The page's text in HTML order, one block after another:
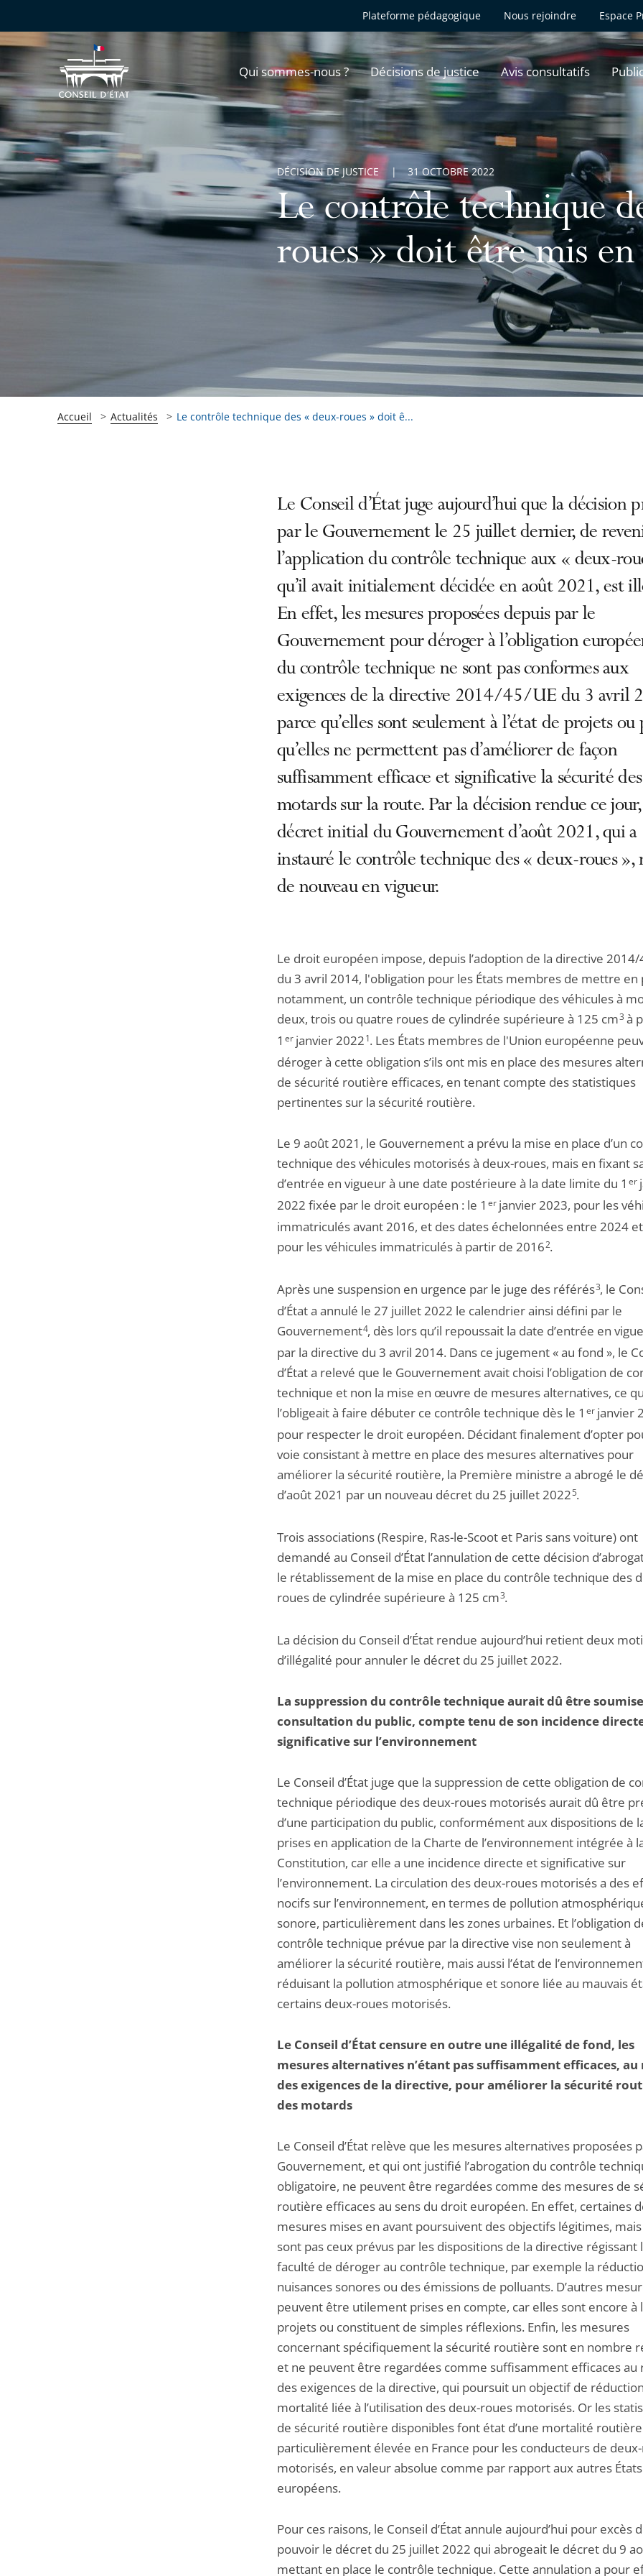
Plateforme pédagogique Nous rejoindre Espace
Qui sommes-nous ? Décisions de justice Avis consultatifs
Le contrôle technique
roues » doit être mis
DÉCISION DE JUSTICE 31 OCTOBRE 2022
Accueil Actualités Le contrôle technique des « deux-roues » doit ê...
Le Conseil d’État juge aujourd’hui que la décision
par le Gouvernement le 25 juillet dernier, de
l’application du contrôle technique aux « deux-
qu’il avait initialement décidée en août 2021, est
En effet, les mesures proposées depuis par le
Gouvernement pour déroger à l’obligation
du contrôle technique ne sont pas conformes aux
exigences de la directive 2014/45/UE du 3 avril
parce qu’elles sont seulement à l’état de projets ou
qu’elles ne permettent pas d’améliorer de façon
suffisamment efficace et significative la sécurité des
motards sur la route. Par la décision rendue ce
décret initial du Gouvernement d’août 2021, qui a
instauré le contrôle technique des « deux-roues »,
de nouveau en vigueur.
Le droit européen impose, depuis l’adoption de la directive 2014/
du 3 avril 2014, l'obligation pour les États membres de mettre en
notamment, un contrôle technique périodique des véhicules à
deux, trois ou quatre roues de cylindrée supérieure à 125 cm3 à
1 erjanvier 20221. Les États membres de l'Union européenne
déroger à cette obligation s’ils ont mis en place des mesures
de sécurité routière efficaces, en tenant compte des statistiques
pertinentes sur la sécurité routière.
Le 9 août 2021, le Gouvernement a prévu la mise en place d’un
technique des véhicules motorisés à deux-roues, mais en fixant
d’entrée en vigueur à une date postérieure à la date limite du 1 er
2022 fixée par le droit européen : le 1 erjanvier 2023, pour les
immatriculés avant 2016, et des dates échelonnées entre 2024
pour les véhicules immatriculés à partir de 20162.
Après une suspension en urgence par le juge des référés3, le
d’État a annulé le 27 juillet 2022 le calendrier ainsi défini par le
Gouvernement4, dès lors qu’il repoussait la date d’entrée en
par la directive du 3 avril 2014. Dans ce jugement « au fond », le
d’État a relevé que le Gouvernement avait choisi l’obligation de
technique et non la mise en œuvre de mesures alternatives, ce
l’obligeait à faire débuter ce contrôle technique dès le 1 erjanvier
pour respecter le droit européen. Décidant finalement d’opter
voie consistant à mettre en place des mesures alternatives pour
améliorer la sécurité routière, la Première ministre a abrogé le
d’août 2021 par un nouveau décret du 25 juillet 20225.
Trois associations (Respire, Ras-le-Scoot et Paris sans voiture) ont
demandé au Conseil d’État l’annulation de cette décision
le rétablissement de la mise en place du contrôle technique des
roues de cylindrée supérieure à 125 cm3.
La décision du Conseil d’État rendue aujourd’hui retient deux
d’illégalité pour annuler le décret du 25 juillet 2022.
La suppression du contrôle technique aurait dû être
consultation du public, compte tenu de son incidence
significative sur l’environnement
Le Conseil d’État juge que la suppression de cette obligation de
technique périodique des deux-roues motorisés aurait dû être
d’une participation du public, conformément aux dispositions de
prises en application de la Charte de l’environnement intégrée à
Constitution, car elle a une incidence directe et significative sur
l’environnement. La circulation des deux-roues motorisés a des
nocifs sur l’environnement, en termes de pollution
sonore, particulièrement dans les zones urbaines. Et l’obligation
contrôle technique prévue par la directive vise non seulement à
améliorer la sécurité routière, mais aussi l’état de
réduisant la pollution atmosphérique et sonore liée au mauvais
certains deux-roues motorisés.
Le Conseil d’État censure en outre une illégalité de fond, les
mesures alternatives n’étant pas suffisamment efficaces, au
des exigences de la directive, pour améliorer la sécurité
des motards
Le Conseil d’État relève que les mesures alternatives proposées
Gouvernement, et qui ont justifié l’abrogation du contrôle
obligatoire, ne peuvent être regardées comme des mesures de
routière efficaces au sens du droit européen. En effet, certaines
mesures mises en avant poursuivent des objectifs légitimes,
sont pas ceux prévus par les dispositions de la directive régissant
faculté de déroger au contrôle technique, par exemple la
nuisances sonores ou des émissions de polluants. D’autres
peuvent être utilement prises en compte, car elles sont encore à
projets ou constituent de simples réflexions. Enfin, les mesures
concernant spécifiquement la sécurité routière sont en nombre
et ne peuvent être regardées comme suffisamment efficaces au
des exigences de la directive, qui poursuit un objectif de
mortalité liée à l’utilisation des deux-roues motorisés. Or les
de sécurité routière disponibles font état d’une mortalité routière
particulièrement élevée en France pour les conducteurs de
motorisés, en valeur absolue comme par rapport aux autres États
européens.
Pour ces raisons, le Conseil d’État annule aujourd’hui pour excès
pouvoir le décret du 25 juillet 2022 qui abrogeait le décret du 9
mettant en place le contrôle technique. Cette annulation a pour